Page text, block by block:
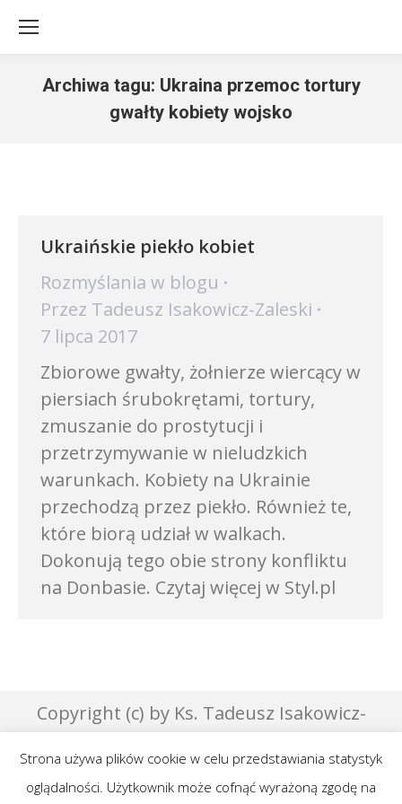
Archiwa tagu: Ukraina przemoc tortury
gwałty kobiety wojsko
Ukraińskie piekło kobiet
Rozmyślania w blogu
Przez Tadeusz Isakowicz-Zaleski
7 lipca 2017
Zbiorowe gwałty, żołnierze wiercący w
piersiach śrubokrętami, tortury,
zmuszanie do prostytucji i
przetrzymywanie w nieludzkich
warunkach. Kobiety na Ukrainie
przechodzą przez piekło. Również te,
które biorą udział w walkach.
Dokonują tego obie strony konfliktu
na Donbasie. Czytaj więcej w Styl.pl
Copyright (c) by Ks. Tadeusz Isakowicz-
GraphicsLab
Publikowane teksty na niniejszej stronie są
Strona używa plików cookie w celu przedstawiania statystyk
oglądalności. Użytkownik może cofnąć wyrażoną zgodę na